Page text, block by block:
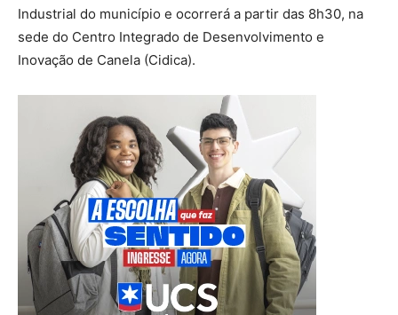
Industrial do município e ocorrerá a partir das 8h30, na
sede do Centro Integrado de Desenvolvimento e
Inovação de Canela (Cidica).